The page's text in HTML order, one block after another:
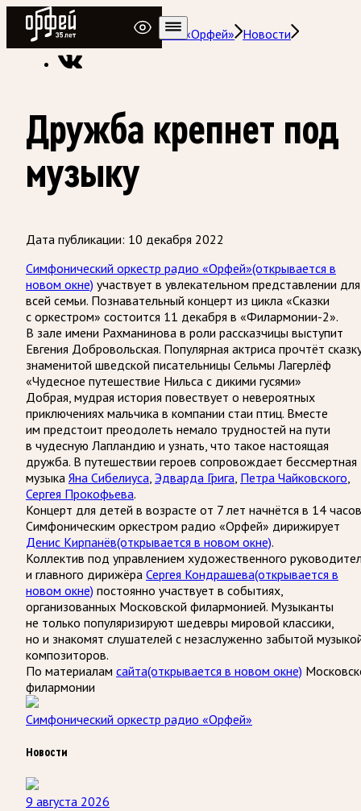
Радио Орфей
Радио классической музыки «Орфей» Новости
Дружба крепнет под
музыку
Дата публикации: 10 декабря 2022
Симфонический оркестр радио «Орфей»(открывается в
новом окне) участвует в увлекательном представлении для
всей семьи. Познавательный концерт из цикла «Сказки
с оркестром» состоится 11 декабря в «Филармонии-2».
В зале имени Рахманинова в роли рассказчицы выступит
Евгения Добровольская. Популярная актриса прочтёт
знаменитой шведской писательницы Сельмы Лагерлёф
«Чудесное путешествие Нильса с дикими гусями»
Добрая, мудрая история повествует о невероятных
приключениях мальчика в компании стаи птиц. Вместе
им предстоит преодолеть немало трудностей на пути
в чудесную Лапландию и узнать, что такое настоящая
дружба. В путешествии героев сопровождает бессмертная
музыка Яна Сибелиуса Эдварда Грига Петра Чайковского
Сергея Прокофьева.
Концерт для детей в возрасте от 7 лет начнётся в 14
Симфоническим оркестром радио «Орфей» дирижирует
Денис Кирпанёв(открывается в новом окне).
Коллектив под управлением художественного
и главного дирижёра Сергея Кондрашева(открывается в
новом окне) постоянно участвует в событиях,
организованных Московской филармонией. Музыканты
не только популяризируют шедевры мировой классики,
но и знакомят слушателей с незаслуженно забытой
композиторов.
По материалам сайта(открывается в новом окне)
филармонии
Симфонический оркестр радио «Орфей»
Новости
9 августа 2026